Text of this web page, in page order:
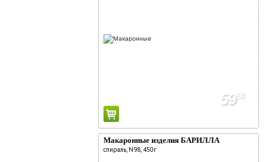
5990
Макаронные изделия БАРИЛЛА
спираль, N98, 450г